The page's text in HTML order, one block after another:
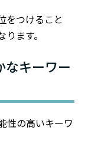
をつけること
ます。
なキーワー
性の高いキーワ